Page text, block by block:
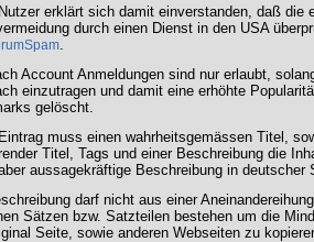
erklärt sich damit einverstanden, daß die
durch einen Dienst in den USA
.
Account Anmeldungen sind nur erlaubt,
einzutragen und damit eine erhöhte
gelöscht.
muss einen wahrheitsgemässen Titel,
Titel, Tags und einer Beschreibung die
aussagekräftige Beschreibung in deutscher
darf nicht aus einer
Sätzen bzw. Satzteilen bestehen um die
Seite, sowie anderen Webseiten zu